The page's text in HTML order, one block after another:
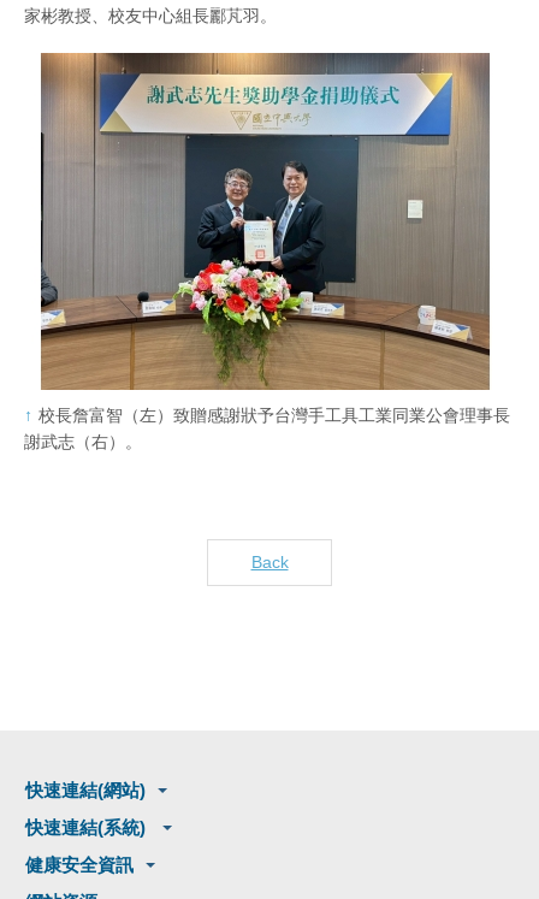
家彬教授、校友中心組長酈芃羽。
校長詹富智（左）致贈感謝狀予台灣手工具工業同業公會理事長
謝武志（右）。
Back
快速連結(網站)
快速連結(系統)
健康安全資訊